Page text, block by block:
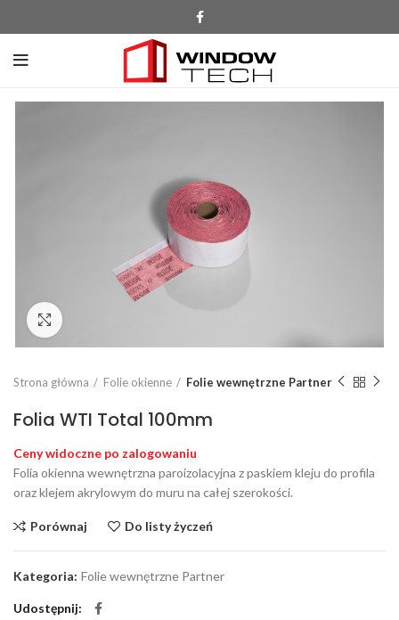
Strona główna Folie okienne Folie wewnętrzne Partner
Folia WTI Total 100mm
Ceny widoczne po zalogowaniu
Folia okienna wewnętrzna paroizolacyjna z paskiem kleju do profila
oraz klejem akrylowym do muru na całej szerokości.
Porównaj Do listy życzeń
Kategoria: Folie wewnętrzne Partner
Udostępnij